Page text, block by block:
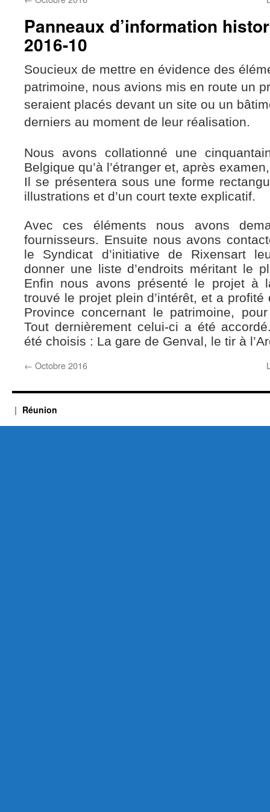
Panneaux d’information
2016-10
Soucieux de mettre en évidence des
patrimoine, nous avions mis en route un
seraient placés devant un site ou un
derniers au moment de leur réalisation.
Nous avons collationné une
Belgique qu’à l’étranger et, après
Il se présentera sous une forme
illustrations et d’un court texte explicatif.
Avec ces éléments nous avons
fournisseurs. Ensuite nous avons
le Syndicat d’initiative de Rixensart
donner une liste d’endroits méritant le
Enfin nous avons présenté le projet à
trouvé le projet plein d’intérêt, et a profité
Province concernant le patrimoine,
Tout dernièrement celui-ci a été
été choisis : La gare de Genval, le tir à
← Octobre 2016
Réunion